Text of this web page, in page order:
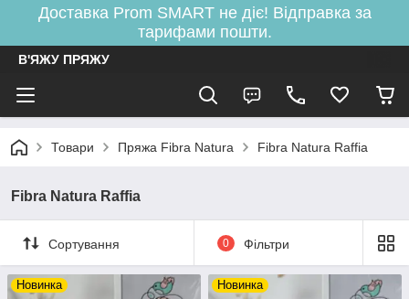
Доставка Prom SMART не діє! Відправка за
тарифами пошти.
В'ЯЖУ ПРЯЖУ
Товари Пряжа Fibra Natura Fibra Natura Raffia
Fibra Natura Raffia
Сортування 0 Фільтри
Новинка Новинка